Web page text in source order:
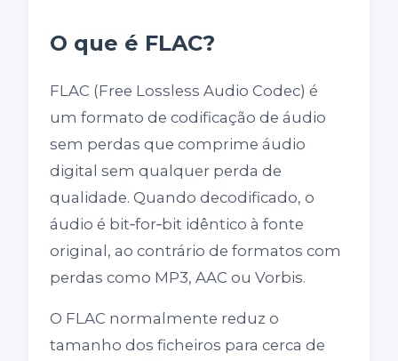
O que é FLAC?
FLAC (Free Lossless Audio Codec) é
um formato de codificação de áudio
sem perdas que comprime áudio
digital sem qualquer perda de
qualidade. Quando decodificado, o
áudio é bit‑for‑bit idêntico à fonte
original, ao contrário de formatos com
perdas como MP3, AAC ou Vorbis.
O FLAC normalmente reduz o
tamanho dos ficheiros para cerca de